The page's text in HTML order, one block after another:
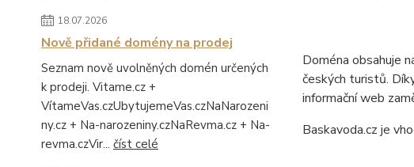
18.07.2026
Nově přidané domény na prodej
Seznam nově uvolněných domén určených
k prodeji. Vitame.cz +
VítameVas.czUbytujemeVas.czNaNarozeni
ny.cz + Na-narozeniny.czNaRevma.cz + Na-
revma.czVir... číst celé
Doména obsahuje
českých turistů.
informační web
Baskavoda.cz je